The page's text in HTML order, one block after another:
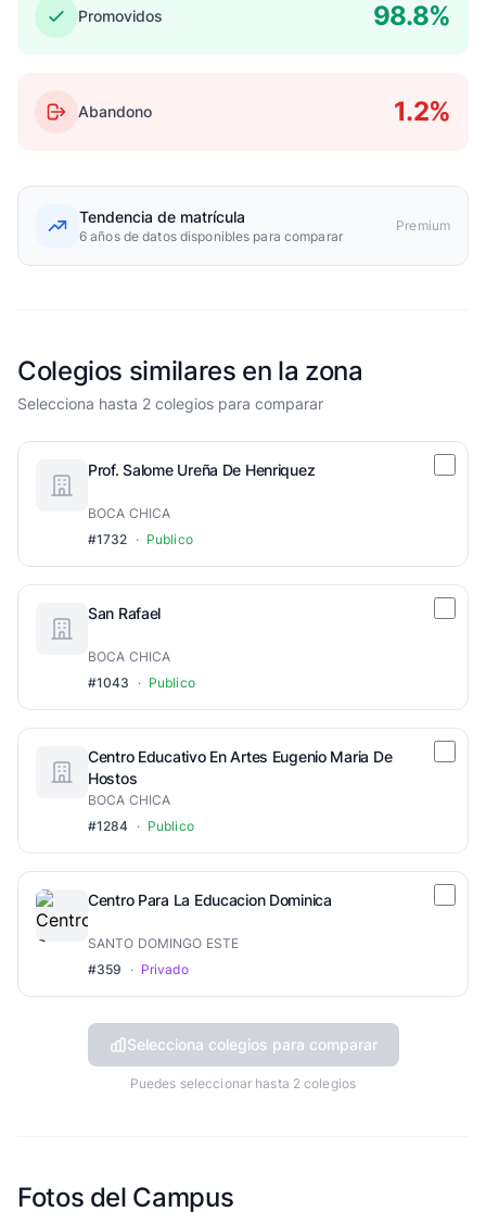
Promovidos 98.8%
Abandono 1.2%
Tendencia de matrícula
6 años de datos disponibles para comparar
Premium
Colegios similares en la zona
Selecciona hasta 2 colegios para comparar
Prof. Salome Ureña De Henriquez
BOCA CHICA
#1732 · Publico
San Rafael
BOCA CHICA
#1043
· Publico
Centro Educativo En Artes Eugenio Maria De
Hostos
BOCA CHICA
#1284 · Publico
Centro Para La Educacion Dominica
SANTO DOMINGO ESTE
#359
· Privado
Selecciona colegios para comparar
Puedes seleccionar hasta 2 colegios
Fotos del Campus